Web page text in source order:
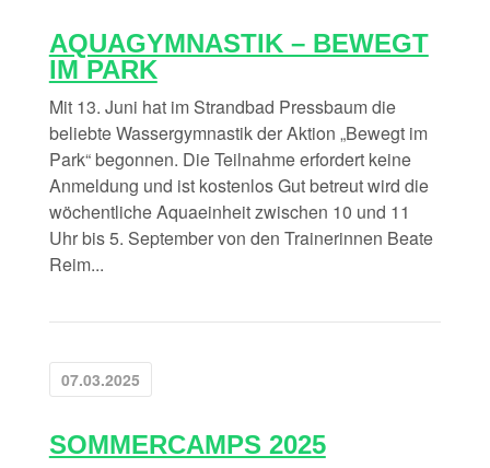
AQUAGYMNASTIK – BEWEGT
IM PARK
Mit 13. Juni hat im Strandbad Pressbaum die
beliebte Wassergymnastik der Aktion „Bewegt im
Park“ begonnen. Die Teilnahme erfordert keine
Anmeldung und ist kostenlos Gut betreut wird die
wöchentliche Aquaeinheit zwischen 10 und 11
Uhr bis 5. September von den Trainerinnen Beate
Reim...
SOMMERCAMPS 2025
07.03.2025